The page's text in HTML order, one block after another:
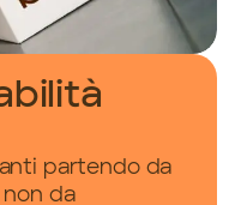
partendo da
da